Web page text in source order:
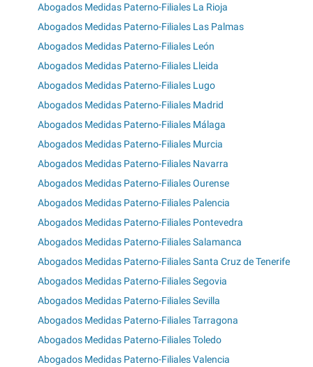
Abogados Medidas Paterno-Filiales La Rioja
Abogados Medidas Paterno-Filiales Las Palmas
Abogados Medidas Paterno-Filiales León
Abogados Medidas Paterno-Filiales Lleida
Abogados Medidas Paterno-Filiales Lugo
Abogados Medidas Paterno-Filiales Madrid
Abogados Medidas Paterno-Filiales Málaga
Abogados Medidas Paterno-Filiales Murcia
Abogados Medidas Paterno-Filiales Navarra
Abogados Medidas Paterno-Filiales Ourense
Abogados Medidas Paterno-Filiales Palencia
Abogados Medidas Paterno-Filiales Pontevedra
Abogados Medidas Paterno-Filiales Salamanca
Abogados Medidas Paterno-Filiales Santa Cruz de Tenerife
Abogados Medidas Paterno-Filiales Segovia
Abogados Medidas Paterno-Filiales Sevilla
Abogados Medidas Paterno-Filiales Tarragona
Abogados Medidas Paterno-Filiales Toledo
Abogados Medidas Paterno-Filiales Valencia